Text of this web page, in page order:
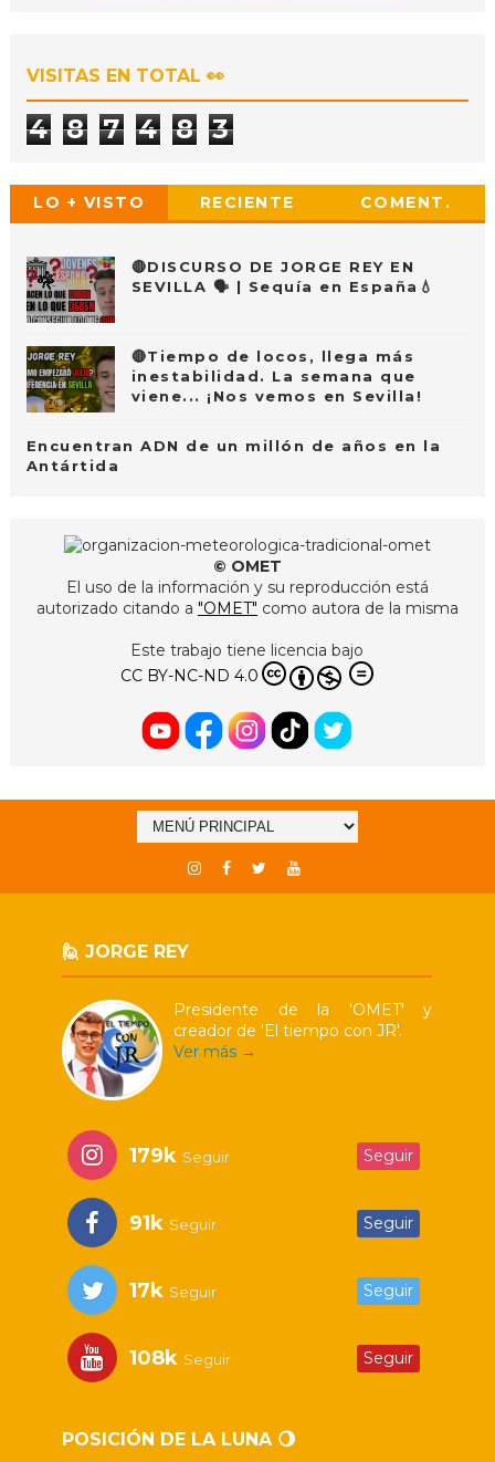
VISITAS EN TOTAL 👀
4 8 7 4 8 3
LO + VISTO RECIENTE COMENT.
🔴DISCURSO DE JORGE REY EN
SEVILLA 🗣 | Sequía en España💧
🔴Tiempo de locos, llega más
inestabilidad. La semana que
viene... ¡Nos vemos en Sevilla!
Encuentran ADN de un millón de años en la
Antártida
© OMET
El uso de la información y su reproducción está
autorizado citando a "OMET" como autora de la misma
Este trabajo tiene licencia bajo
CC BY-NC-ND 4.0
🙋 JORGE REY
Presidente de la 'OMET' y
creador de 'El tiempo con JR'.
Ver más →
179k Seguir Seguir
91k Seguir Seguir
17k Seguir Seguir
108k Seguir Seguir
POSICIÓN DE LA LUNA 🌖